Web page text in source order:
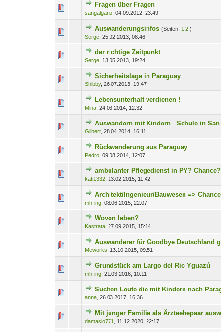
Fragen über Fragen
sangalgano ,04.09.2012, 23:49
0 Bewertung(en) - 0
Auswanderungsinfos (Seiten: 1 2 )
Serge ,25.02.2013, 08:46
0 Bewertung(en) - 0
der richtige Zeitpunkt
Serge 13.05.2013, 19:24
0 Bewertung(en) - 0
Sicherheitslage in Paraguay
Shibby,26.07.2013, 19:47
0 Bewertung(en) - 0
Lebensunterhalt verdienen !
Mina ,24.03.2014, 12:32
0 Bewertung(en) - 0
Auswandern mit Kindern - Schule in
Gilbert ,28.04.2014, 16:11
0 Bewertung(en) - 0 1
Rückwanderung aus Paraguay
Pedro ,09.08.2014, 12:07
0 Bewertung(en) - 0
ambulanter Pflegedienst in PY? Chance?
kati1332 13.02.2015, 11:42
0 Bewertung(en) - 0 1
Architekt/Ingenieur/Bauwesen =>
mh-ing ,08.06.2015, 22:07
0 Bewertung(en) - 0 1
Wovon leben?
Kastrata ,27.09.2015, 15:14
Auswanderer für Goodbye Deutschland
Meworks 13.10.2015, 09:51
0 Bewertung(en) - 0 1
Grundstück am Largo del Rio Yguazú
mh-ing ,21.03.2016, 10:11
0 Bewertung(en) - 0
Suchen Leute die mit Kindern nach
anna ,26.03.2017, 16:36
0 Bewertung(en) - 0 1
Mit junger Familie als Ärzteehepaar
damasio771 11.12.2020, 22:17
0 Bewertung(en) - 0 1